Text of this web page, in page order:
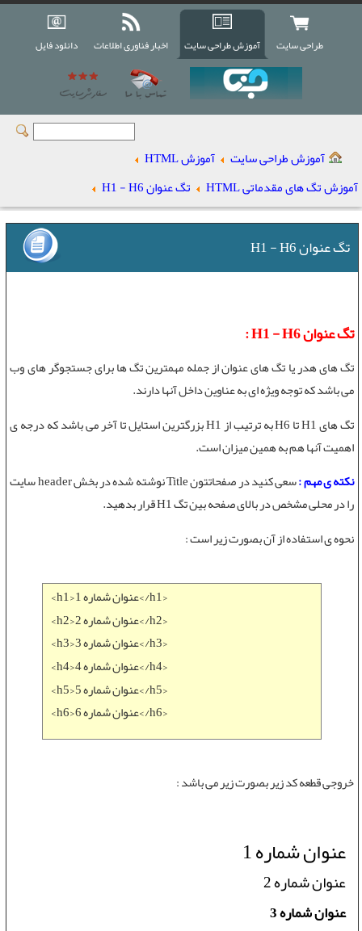
طراحی سایت آموزش طراحی سایت اخبار فناوری اطلاعات دانلود فایل
آموزش طراحی سایت
آموزش HTML
آموزش تگ های مقدماتی HTML
تگ عنوان H1 - H6
تگ عنوان H1 - H6
تگ عنوان H1 - H6 :
تگ های هدریاتگ های عنواناز جمله مهمترین تگ ها برای جستجوگر های وب
می باشد که توجه ویژه ای به عناوین داخل آنها دارند.
تگ های H1 تا H6
به ترتیب از H1 بزرگترین استایل تا آخر می باشد که درجه ی
اهمیت آنها هم به همین میزان است.
نکته ی مهم :
سعی کنید در صفحاتتون Title نوشته شده در بخش header سایت
را در محلی مشخص در بالای صفحه بینتگ H1
قرار بدهید.
نحوه ی استفاده از آن بصورت زیر است :
<h1>عنوان شماره 1</h1>
<h2>عنوان شماره 2</h2>
<h3>عنوان شماره 3</h3>
<h4>عنوان شماره 4</h4>
<h5>عنوان شماره 5</h5>
<h6>عنوان شماره 6</h6>
خروجی قطعه کد زیر بصورت زیر می باشد :
عنوان شماره 1
عنوان شماره 2
عنوان شماره 3